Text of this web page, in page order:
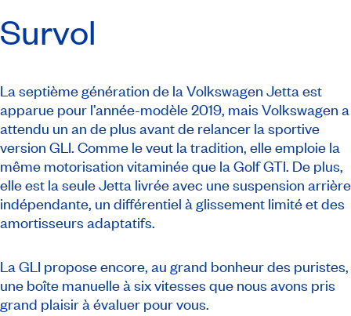
Survol
La septième génération de la Volkswagen Jetta est
apparue pour l’année-modèle 2019, mais Volkswagen a
attendu un an de plus avant de relancer la sportive
version GLI. Comme le veut la tradition, elle emploie la
même motorisation vitaminée que la Golf GTI. De plus,
elle est la seule Jetta livrée avec une suspension arrière
indépendante, un différentiel à glissement limité et des
amortisseurs adaptatifs.
La GLI propose encore, au grand bonheur des puristes,
une boîte manuelle à six vitesses que nous avons pris
grand plaisir à évaluer pour vous.